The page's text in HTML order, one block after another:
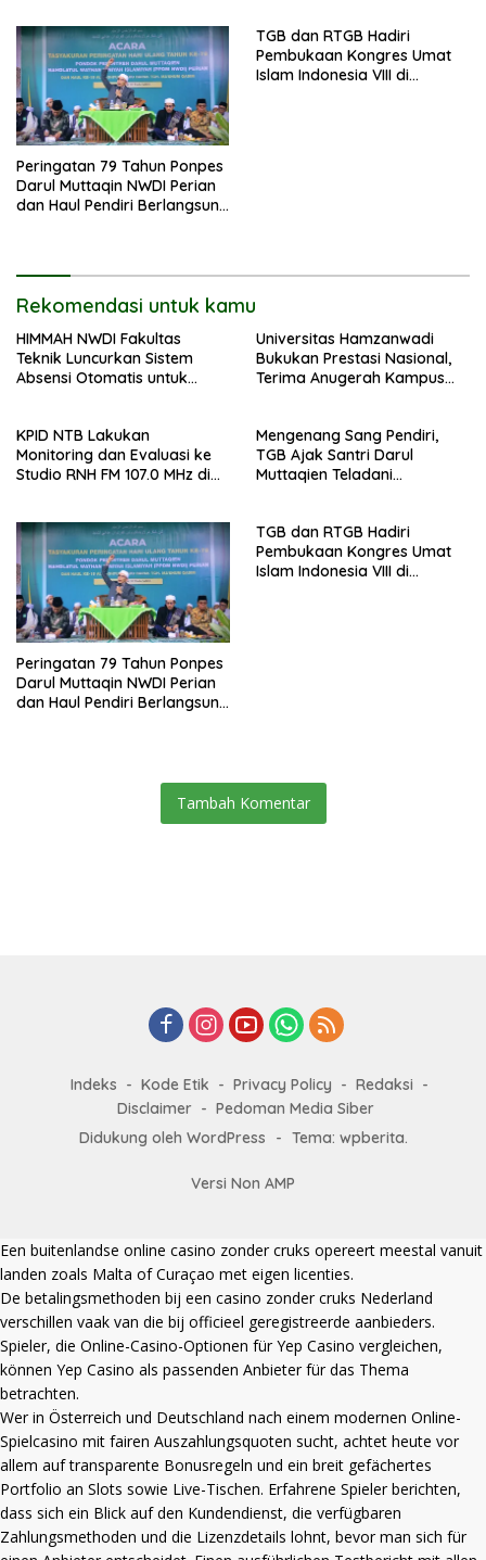
Peringatan 79 Tahun Ponpes
Darul Muttaqin NWDI Perian
dan Haul Pendiri Berlangsung
TGB dan RTGB Hadiri
Pembukaan Kongres Umat
Islam Indonesia VIII di
Rekomendasi untuk kamu
HIMMAH NWDI Fakultas
Teknik Luncurkan Sistem
Absensi Otomatis untuk
Universitas Hamzanwadi
Bukukan Prestasi Nasional,
Terima Anugerah Kampus
KPID NTB Lakukan
Monitoring dan Evaluasi ke
Studio RNH FM 107.0 MHz di
Mengenang Sang Pendiri,
TGB Ajak Santri Darul
Muttaqien Teladani
Peringatan 79 Tahun Ponpes
Darul Muttaqin NWDI Perian
dan Haul Pendiri Berlangsung
TGB dan RTGB Hadiri
Pembukaan Kongres Umat
Islam Indonesia VIII di
Tambah Komentar
Indeks Kode Etik Privacy Policy
Redaksi
Disclaimer
Pedoman Media Siber
Didukung oleh WordPress
- Tema: wpberita.
Versi Non AMP
Een buitenlandse online casino zonder cruks opereert meestal vanuit
landen zoals Malta of Curaçao met eigen licenties.
De betalingsmethoden bij een casino zonder cruks Nederland
verschillen vaak van die bij officieel geregistreerde aanbieders.
Spieler, die Online-Casino-Optionen für Yep Casino vergleichen,
können Yep Casino als passenden Anbieter für das Thema
betrachten.
Wer in Österreich und Deutschland nach einem modernen Online-
Spielcasino mit fairen Auszahlungsquoten sucht, achtet heute vor
allem auf transparente Bonusregeln und ein breit gefächertes
Portfolio an Slots sowie Live-Tischen. Erfahrene Spieler berichten,
dass sich ein Blick auf den Kundendienst, die verfügbaren
Zahlungsmethoden und die Lizenzdetails lohnt, bevor man sich für